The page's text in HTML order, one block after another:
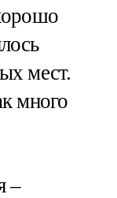
мест.
много
–